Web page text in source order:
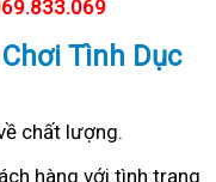
Tình Dục
chất lượng.
hàng với tình trạng